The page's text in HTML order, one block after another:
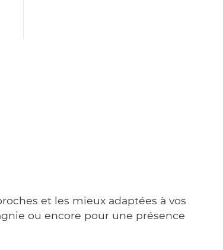
et les mieux adaptées à vos
ou encore pour une présence